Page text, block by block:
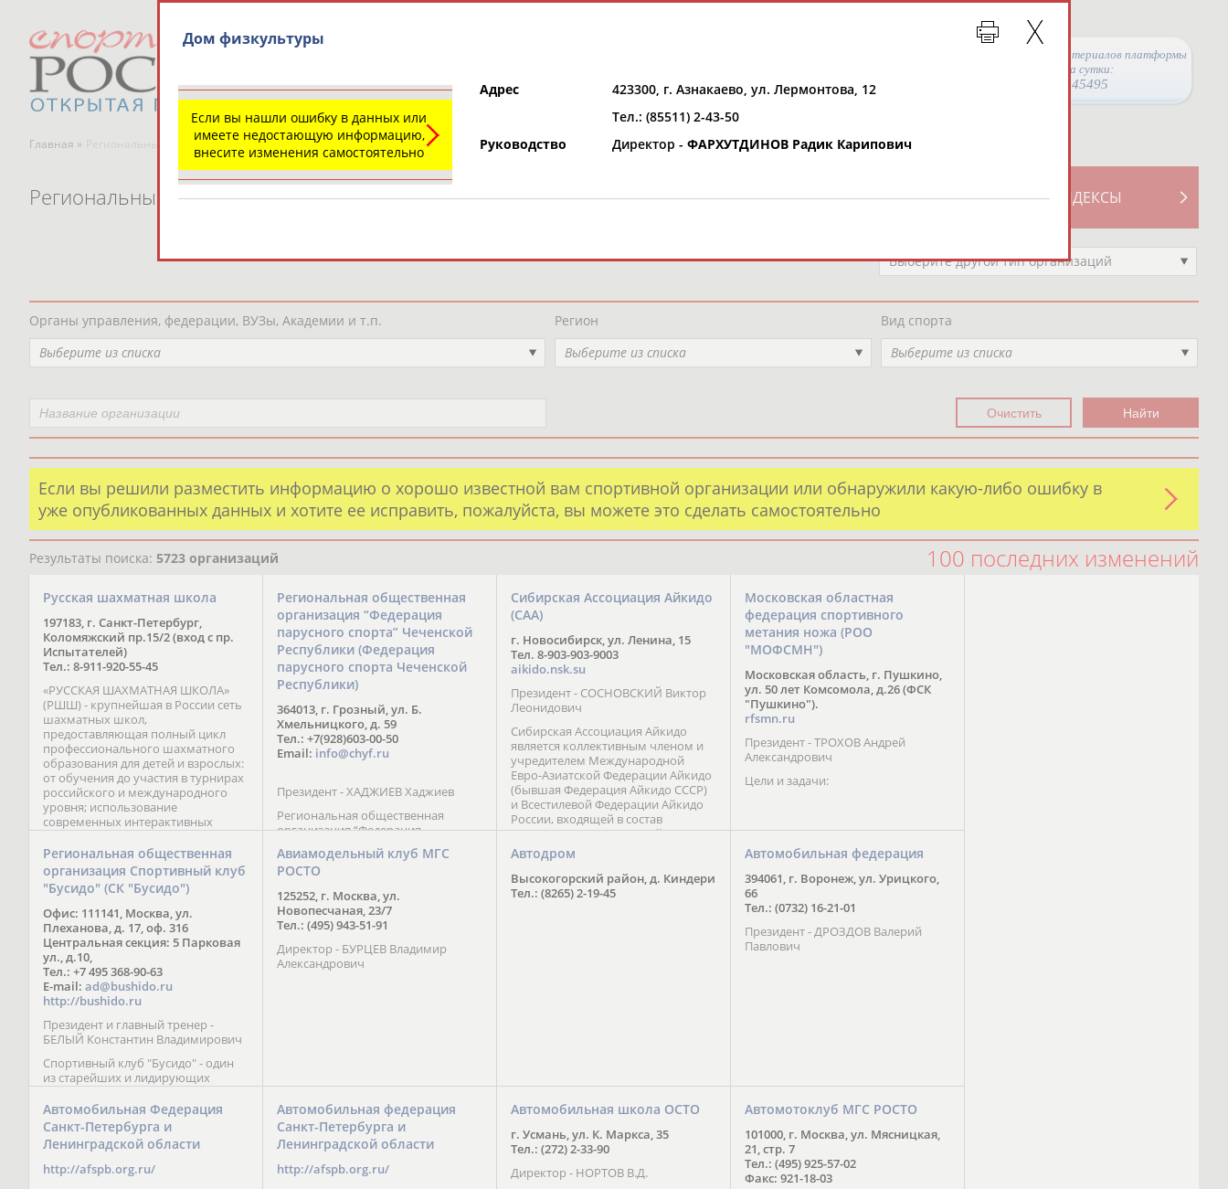
Просмотры материалов платформы
за сутки:
45495
Главная » Региональные спортивные организации
СВОДНЫЕ ИНДЕКСЫ
ТАБЛО АКТИВНОСТИ
РЕСУРСНАЯ ПЛОЩАДКА
Региональные спортивные организации
Выберите другой тип организаций
Органы управления, федерации, ВУЗы, Академии и т.п.
Выберите из списка
Регион
Выберите из списка
Вид спорта
Выберите из списка
Если вы решили разместить информацию о хорошо известной вам спортивной организации или обнаружили какую-либо ошибку в
уже опубликованных данных и хотите ее исправить, пожалуйста, вы можете это сделать самостоятельно
Результаты поиска: 5723 организаций 100 последних изменений
Русская шахматная школа
197183, г. Санкт-Петербург,
Коломяжский пр.15/2 (вход с пр.
Испытателей)
Тел.: 8-911-920-55-45
«РУССКАЯ ШАХМАТНАЯ ШКОЛА»
(РШШ) - крупнейшая в России сеть
шахматных школ,
предоставляющая полный цикл
профессионального шахматного
образования для детей и взрослых:
от обучения до участия в турнирах
российского и международного
уровня; использование
современных интерактивных
методик подачи материала;
обучение на русском и английском
языках; специалисты с опытом
преподавания более 20 лет;
направленность на общее
развитие ребенка: проведение
творческих мастер-классов, уроков
по истории и литературе,
организация регулярных
шахматных сборов на спортивных
базах и в детских лагерях,
проведение встреч с выдающимися
шахматистами; корпоративное
обучение; онлайн обучение в
форме вебинаров и
индивидуальных занятий, круглые
столы российских и
международных тренеров,
трансляция мероприятий и
турниров.
Региональная общественная
организация “Федерация
парусного спорта” Чеченской
Республики (Федерация
парусного спорта Чеченской
Республики)
364013, г. Грозный, ул. Б.
Хмельницкого, д. 59
Тел.: +7(928)603-00-50
Email: info@chyf.ru
Президент - ХАДЖИЕВ Хаджиев
Региональная общественная
организация “Федерация
парусного спорта” Чеченской
Республики начала свою
деятельность в декабре 2016 года.
Миссия федерации состоит в
популяризации парусного спорта,
привлечении и содействии
развитию спорта в этом регионе и
спортсменов на российских и
международных соревнованиях.
Сибирская Ассоциация Айкидо
(САА)
г. Новосибирск, ул. Ленина, 15
Тел. 8-903-903-9003
aikido.nsk.su
Президент - СОСНОВСКИЙ Виктор
Леонидович
Сибирская Ассоциация Айкидо
является коллективным членом и
учредителем Международной
Евро-Азиатской Федерации Айкидо
(бывшая Федерация Айкидо СССР)
и Всестилевой Федерации Айкидо
России, входящей в состав
Национального Совета Айкидо
России, президентом которого
является С. В. Киреенко
Московская областная
федерация спортивного
метания ножа (РОО
"МОФСМН")
Московская область, г. Пушкино,
ул. 50 лет Комсомола, д.26 (ФСК
"Пушкино").
rfsmn.ru
Президент - ТРОХОВ Андрей
Александрович
Цели и задачи:
Региональная общественная
организация Спортивный клуб
"Бусидо" (СК "Бусидо")
Офис: 111141, Москва, ул.
Плеханова, д. 17, оф. 316
Центральная секция: 5 Парковая
ул., д.10,
Тел.: +7 495 368-90-63
E-mail: ad@bushido.ru
http://bushido.ru
Президент и главный тренер -
БЕЛЫЙ Константин Владимирович
Спортивный клуб "Бусидо" - один
из старейших и лидирующих
клубов России, изучающих и
развивающих различные боевые
искусства и, прежде всего, каратэ
Кёкусинкай - первого в мире стиля
контактного каратэ, получившего
огромное развитие во всем
мире. Однако, спектр интересов
Авиамодельный клуб МГС
РОСТО
125252, г. Москва, ул.
Новопесчаная, 23/7
Тел.: (495) 943-51-91
Директор - БУРЦЕВ Владимир
Александрович
Автодром
Высокогорский район, д. Киндери
Тел.: (8265) 2-19-45
Автомобильная федерация
394061, г. Воронеж, ул. Урицкого,
66
Тел.: (0732) 16-21-01
Президент - ДРОЗДОВ Валерий
Павлович
Автомобильная Федерация
Санкт-Петербурга и
Ленинградской области
http://afspb.org.ru/
Автомобильная федерация
Санкт-Петербурга и
Ленинградской области
http://afspb.org.ru/
Автомобильная школа ОСТО
г. Усмань, ул. К. Маркса, 35
Тел.: (272) 2-33-90
Директор - НОРТОВ В.Д.
Автомотоклуб МГС РОСТО
101000, г. Москва, ул. Мясницкая,
21, стр. 7
Тел.: (495) 925-57-02
Факс: 921-18-03
Дом физкультуры
Если вы нашли ошибку в данных или
имеете недостающую информацию,
внесите изменения самостоятельно
Адрес
423300, г. Азнакаево, ул. Лермонтова, 12
Тел.: (85511) 2-43-50
Руководство
Директор - ФАРХУТДИНОВ Радик Карипович